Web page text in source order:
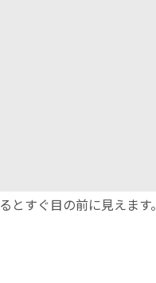
すぐ目の前に見えます。